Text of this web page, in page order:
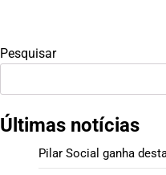
Pesquisar
Últimas notícias
Pilar Social ganha